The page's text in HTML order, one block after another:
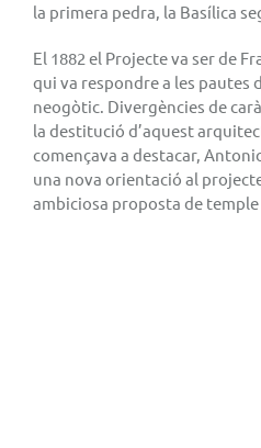
la primera pedra, la Basílica
El 1882 el Projecte va ser de
qui va respondre a les pautes
neogòtic. Divergències de
la destitució d’aquest
començava a destacar,
una nova orientació al
ambiciosa proposta de